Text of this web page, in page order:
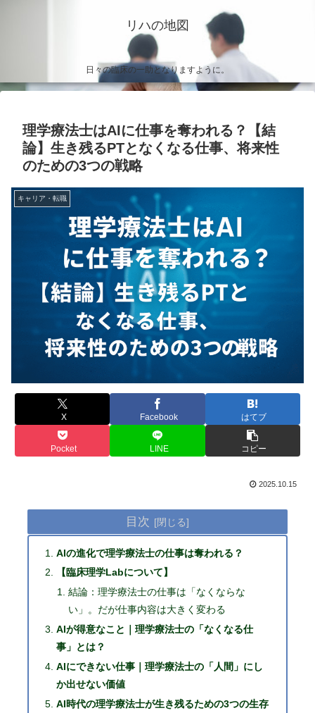
リハの地図
日々の臨床の一助となりますように。
理学療法士はAIに仕事を奪われる？【結
論】生き残るPTとなくなる仕事、将来性
のための3つの戦略
キャリア・転職
X Facebook はてブ
Pocket LINE コピー
2025.10.15
目次
AIの進化で理学療法士の仕事は奪われる？
【臨床理学Labについて】
結論：理学療法士の仕事は「なくならな
い」。だが仕事内容は大きく変わる
AIが得意なこと｜理学療法士の「なくなる仕
事」とは？
AIにできない仕事｜理学療法士の「人間」にし
か出せない価値
AI時代の理学療法士が生き残るための3つの生存